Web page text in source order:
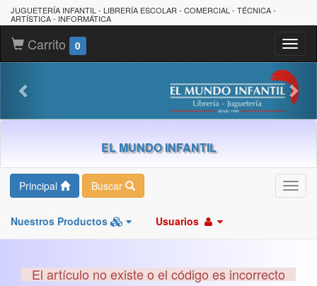
JUGUETERÍA INFANTIL - LIBRERÍA ESCOLAR - COMERCIAL - TÉCNICA -
ARTÍSTICA - INFORMÁTICA
Carrito 0
EL MUNDO INFANTIL
Principal Buscar
Nuestros Productos Usuarios
El artículo no existe o el código es incorrecto